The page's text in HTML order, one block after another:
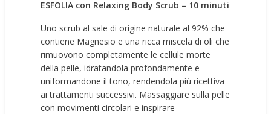
ESFOLIA con Relaxing Body Scrub – 10 minuti
Uno scrub al sale di origine naturale al 92% che
contiene Magnesio e una ricca miscela di oli che
rimuovono completamente le cellule morte
della pelle, idratandola profondamente e
uniformandone il tono, rendendola più ricettiva
ai trattamenti successivi. Massaggiare sulla pelle
con movimenti circolari e inspirare